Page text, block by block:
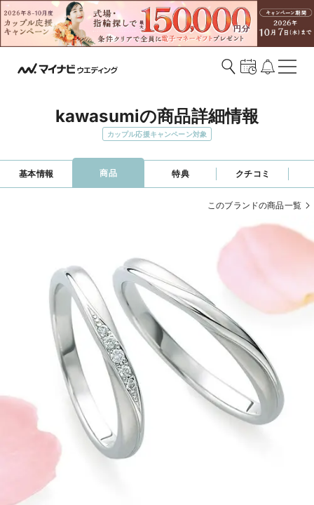
kawasumiの商品詳細情報
カップル応援キャンペーン対象
基本情報 商品 特典 クチコミ
このブランドの商品一覧